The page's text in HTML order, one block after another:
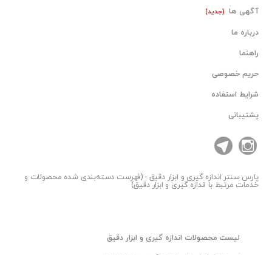
آگهی ها (جدید)
درباره ما
راهنما
حریم خصوصی
شرایط استفاده
پشتیبانی
پارس سنتر اندازه گیری و ابزار دقیق - (فهرست دسته‌بندی شده محصولات و
خدمات مرتبط با اندازه گیری و ابزار دقیق)
ليست محصولات اندازه گیری و ابزار دقیق